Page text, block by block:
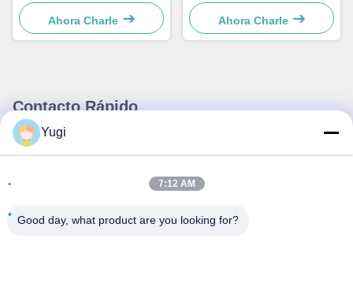
PCB principal 01750063547
Ahora Charle
alimentación de piezas
01750069162 1750069162
Ahora Charle
Contacto Rápido
Dirección
Xingye EastRoad, Parque industrial comunitario Shunjiang,
Yugi
7:12 AM
Good day, what product are you looking for?